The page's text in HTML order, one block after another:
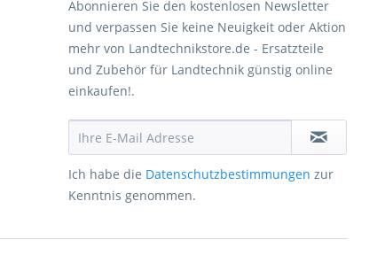
Abonnieren Sie den kostenlosen Newsletter
und verpassen Sie keine Neuigkeit oder Aktion
mehr von Landtechnikstore.de - Ersatzteile
und Zubehör für Landtechnik günstig online
einkaufen!.
Ich habe die Datenschutzbestimmungen zur
Kenntnis genommen.